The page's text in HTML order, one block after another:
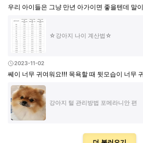
우리 아이들은 그냥 만년 아가이면 좋을텐데 말
☆강아지 나이 계산법☆
2023-11-02
쎄이 너무 귀여워요!!! 목욕할 때 뒷모습이 너무
강아지 털 관리방법 포메라니안 편